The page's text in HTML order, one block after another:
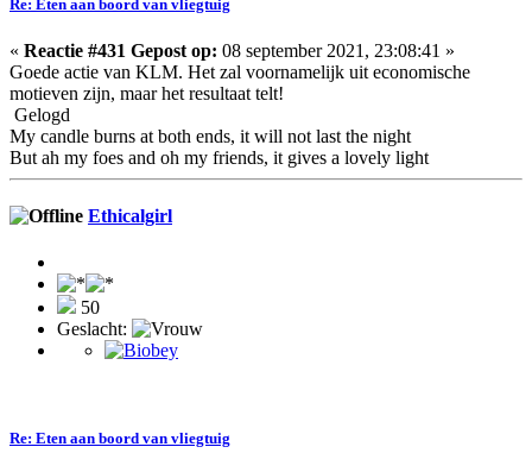
Re: Eten aan boord van vliegtuig
« Reactie #431 Gepost op: 08 september 2021, 23:08:41 »
Goede actie van KLM. Het zal voornamelijk uit economische
motieven zijn, maar het resultaat telt!
Gelogd
My candle burns at both ends, it will not last the night
But ah my foes and oh my friends, it gives a lovely light
Ethicalgirl
50
Geslacht:
Re: Eten aan boord van vliegtuig